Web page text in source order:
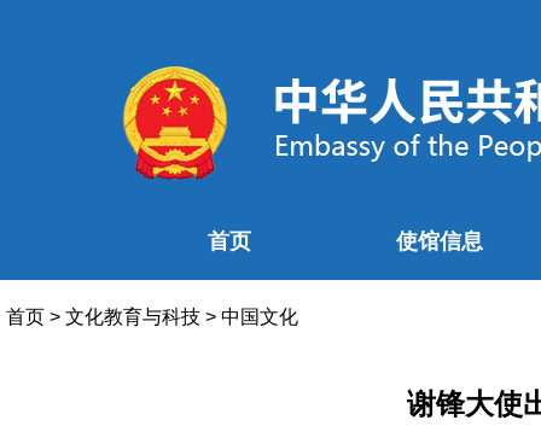
首页 使馆信息
首页 > 文化教育与科技 > 中国文化
谢锋大使